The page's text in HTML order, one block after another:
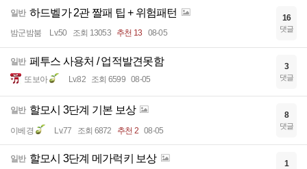
일반 하드벨가 2관 짤패 팁 + 위험패턴
밤군밤붐 Lv.50 조회 13053 추천 13 08-05
16
댓글
일반 페투스 사용처 / 업적발견못함
또보아 Lv.82 조회 6599 08-05
3
댓글
일반 할모시 3단계 기본 보상
이베경 Lv.77 조회 6872 추천 2 08-05
8
댓글
일반 할모시 3단계 메가럭키 보상 1